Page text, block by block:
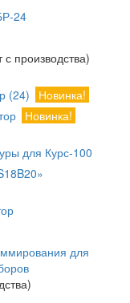
24
с производства)
(24)
Новинка!
Новинка!
для Курс-100
для